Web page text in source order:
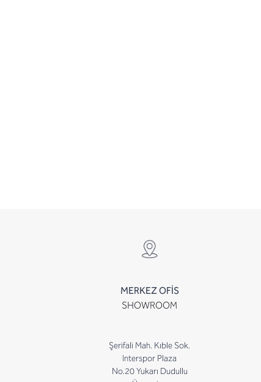
MERKEZ OFİS
SHOWROOM
Şerifali Mah. Kıble Sok.
Interspor Plaza
No.20 Yukarı Dudullu